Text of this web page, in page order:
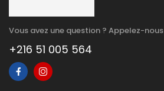
Vous avez une question ? Appelez-nous
+216 51 005 564